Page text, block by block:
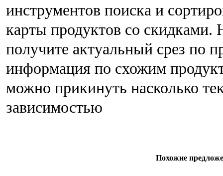
инструментов поиска и
карты продуктов со
получите актуальный срез по
информация по схожим
можно прикинуть насколько
зависимостью
Похожие